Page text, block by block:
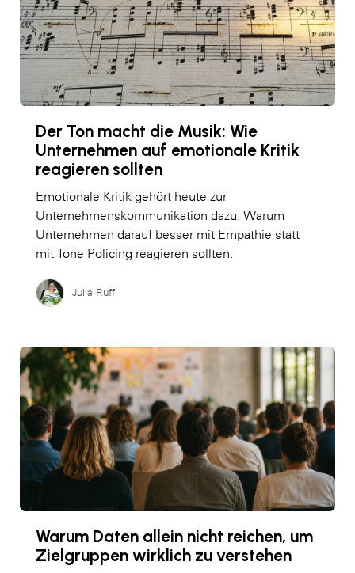
Der Ton macht die Musik: Wie
Unternehmen auf emotionale Kritik
reagieren sollten
Emotionale Kritik gehört heute zur
Unternehmenskommunikation dazu. Warum
Unternehmen darauf besser mit Empathie statt
mit Tone Policing reagieren sollten.
Julia Ruff
Warum Daten allein nicht reichen, um
Zielgruppen wirklich zu verstehen